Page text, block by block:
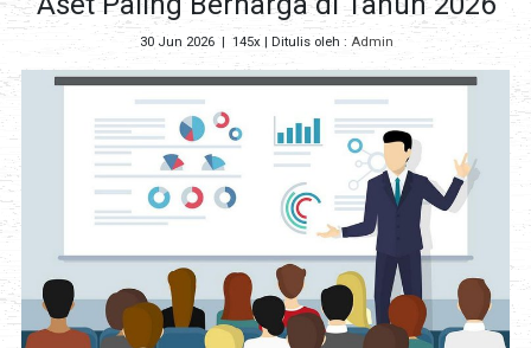
30 Jun 2026 145x | Ditulis oleh :Admin